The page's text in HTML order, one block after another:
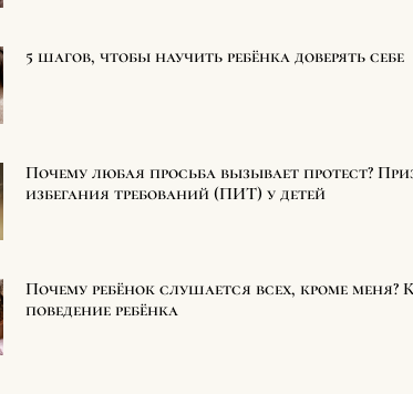
5 шагов, чтобы научить ребёнка доверять себе
Почему любая просьба вызывает протест?
избегания требований (ПИТ) у детей
Почему ребёнок слушается всех, кроме меня?
поведение ребёнка